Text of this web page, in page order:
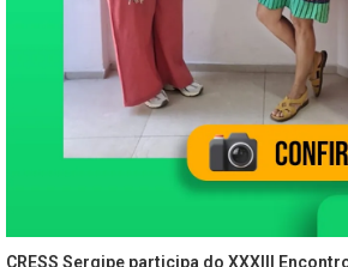
CRESS Sergipe participa do XXXIII